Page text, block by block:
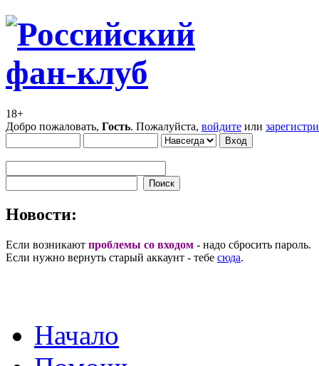
18+
Добро пожаловать, Гость. Пожалуйста, войдите или
Новости:
Если возникают проблемы со входом - надо сбросить пароль.
Если нужно вернуть старый аккаунт - тебе сюда.
Начало